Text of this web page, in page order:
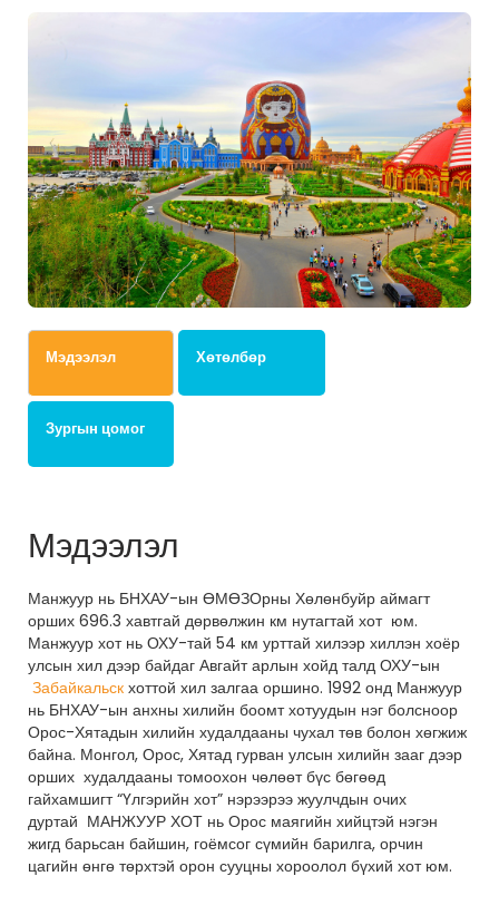
Мэдээлэл Хөтөлбөр
Зургын цомог
Мэдээлэл
Манжуур нь БНХАУ-ын ӨМӨЗОрны Хөлөнбуйр аймагт
орших 696.3 хавтгай дөрвөлжин км нутагтай хот юм.
Манжуур хот нь ОХУ-тай 54 км урттай хилээр хиллэн хоёр
улсын хил дээр байдаг Авгайт арлын хойд талд ОХУ-ын
Забайкальск хоттой хил залгаа оршино. 1992 онд Манжуур
нь БНХАУ-ын анхны хилийн боомт хотуудын нэг болсноор
Орос-Хятадын хилийн худалдааны чухал төв болон хөгжиж
байна. Монгол, Орос, Хятад гурван улсын хилийн зааг дээр
орших худалдааны томоохон чөлөөт бүс бөгөөд
гайхамшигт “Үлгэрийн хот” нэрээрээ жуулчдын очих
дуртай МАНЖУУР ХОТ нь Орос маягийн хийцтэй нэгэн
жигд барьсан байшин, гоёмсог сүмийн барилга, орчин
цагийн өнгө төрхтэй орон сууцны хороолол бүхий хот юм.